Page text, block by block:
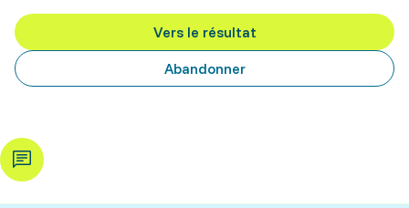
Vers le résultat
Abandonner